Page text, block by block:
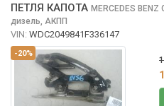
-20%
ПЕТЛЯ КАПОТА MERCEDES BENZ
дизель, АКПП
VIN: WDC2049841F336147